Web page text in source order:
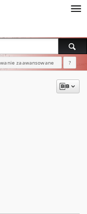
zaawansowane ?